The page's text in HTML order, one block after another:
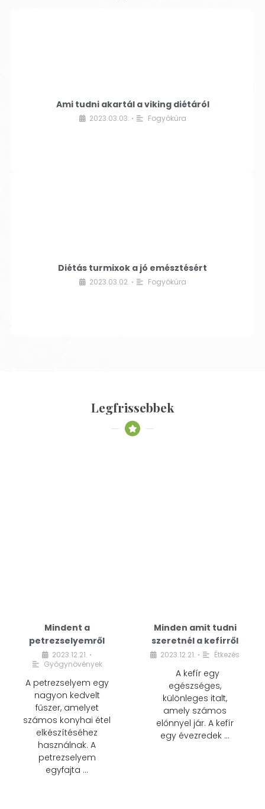
Ami tudni akartál a viking diétáról
2023.03.03. • Fogyókúra
Diétás turmixok a jó emésztésért
2023.03.02. • Fogyókúra
Legfrissebbek
Mindent a
petrezselyemről
2023.12.21. •
Gyógynövények
A petrezselyem egy
nagyon kedvelt
fűszer, amelyet
számos konyhai étel
elkészítéséhez
használnak. A
petrezselyem
egyfajta …
Minden amit tudni
szeretnél a kefírről
2023.12.21. • Étkezés
A kefír egy
egészséges,
különleges italt,
amely számos
előnnyel jár. A kefír
egy évezredek …